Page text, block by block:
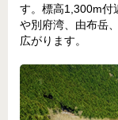
す。標高1,300m付
や別府湾、由布岳
広がります。